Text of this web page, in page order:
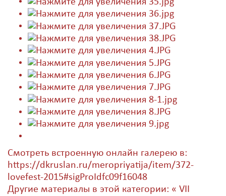
Смотреть встроенную онлайн галерею в:
https://dkruslan.ru/meropriyatija/item/372-
lovefest-2015#sigProIdfc09f16048
Другие материалы в этой категории: « VII